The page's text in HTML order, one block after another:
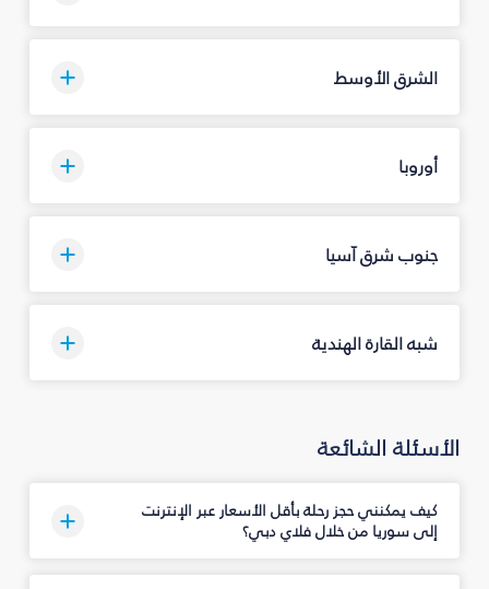
الشرق الأوسط
أوروبا
جنوب شرق آسيا
شبه القارة الهندية
الأسئلة الشائعة
كيف يمكنني حجز رحلة بأقل الأسعار عبر الإنترنت
إلى سوريا من خلال فلاي دبي؟